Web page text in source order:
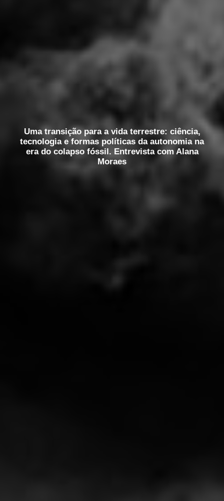
Uma transição para a vida terrestre: ciência,
tecnologia e formas políticas da autonomia na
era do colapso fóssil. Entrevista com Alana
Moraes